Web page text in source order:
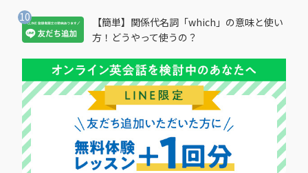
【簡単】関係代名詞「which」の意味と使い
方！どうやって使うの？